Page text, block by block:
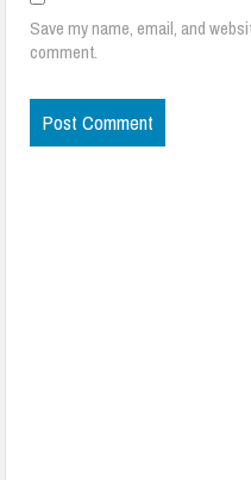
Save my name, email, and
comment.